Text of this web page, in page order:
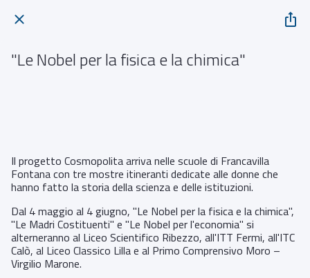
"Le Nobel per la fisica e la chimica"
Il progetto Cosmopolita arriva nelle scuole di Francavilla
Fontana con tre mostre itineranti dedicate alle donne che
hanno fatto la storia della scienza e delle istituzioni.
Dal 4 maggio al 4 giugno, "Le Nobel per la fisica e la chimica",
"Le Madri Costituenti" e "Le Nobel per l'economia" si
alterneranno al Liceo Scientifico Ribezzo, all'ITT Fermi, all'ITC
Calò, al Liceo Classico Lilla e al Primo Comprensivo Moro –
Virgilio Marone.